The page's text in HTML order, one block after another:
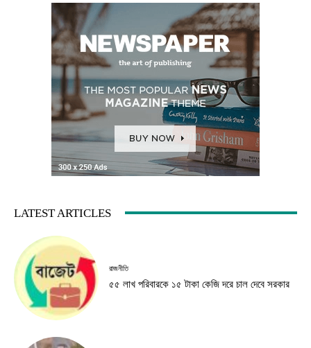
LATEST ARTICLES
রাজনীতি
৫৫ লাখ পরিবারকে ১৫ টাকা কেজি দরে চাল দেবে সরকার